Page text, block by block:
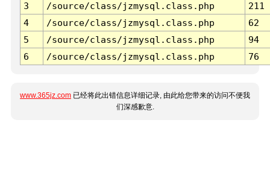
3 /source/class/jzmysql.class.php
211
4
/source/class/jzmysql.class.php
62
5
/source/class/jzmysql.class.php
94
6
/source/class/jzmysql.class.php 76
www.365jz.com 已经将此出错信息详细记录, 由此给您带来的访问不便我
们深感歉意.